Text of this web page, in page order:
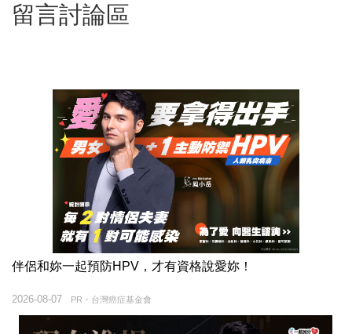
留言討論區
伴侶和妳一起預防HPV，才有資格說愛妳！
PR・台灣癌症基金會
2026-08-07